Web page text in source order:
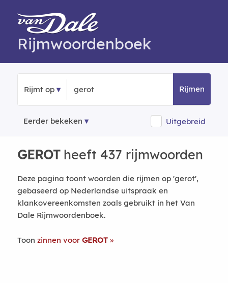
Rijmwoordenboek
Rijmt op Rijmen
Eerder bekeken Uitgebreid
GEROTheeft 437 rijmwoorden
Deze pagina toont woorden die rijmen op 'gerot',
gebaseerd op Nederlandse uitspraak en
klankovereenkomsten zoals gebruikt in het Van
Dale Rijmwoordenboek.
Toon zinnen voor GEROT